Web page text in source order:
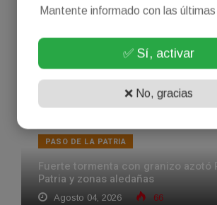
PASO DE LA PATRIA
Fuerte tormenta con granizo azotó
Patria y zonas aledañas
Agosto 04, 2026 66
Mantente informado con las
✅ Sí, activar
❌ No, gracias